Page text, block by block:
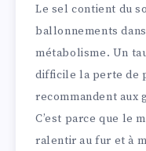
Le sel contient du
ballonnements
métabolisme. Un
difficile la perte de
recommandent aux
C’est parce que le
ralentir au fur et à